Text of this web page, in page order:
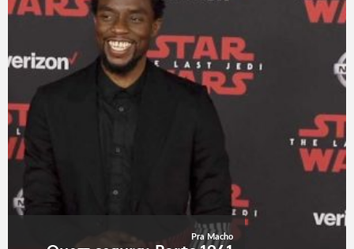
Pra Macho